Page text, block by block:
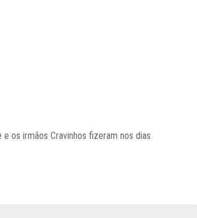
os irmãos Cravinhos fizeram nos dias